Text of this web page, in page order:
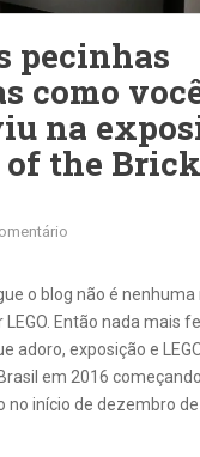
pecinhas
como
na
the Brick
o blog não é nenhuma
Então nada mais
adoro, exposição e
em 2016
no início de dezembro de